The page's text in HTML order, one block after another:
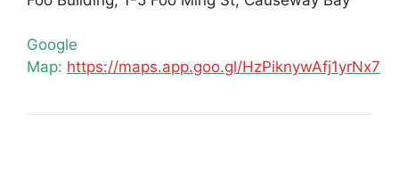
Google
Map: https://maps.app.goo.gl/HzPiknywAfj1yrNx7